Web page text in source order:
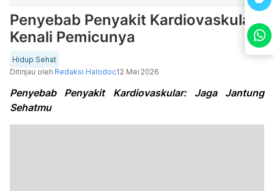
Penyebab Penyakit Kardiovaskular:
Kenali Pemicunya
Hidup Sehat
Ditinjau oleh Redaksi Halodoc12 Mei 2026
Penyebab Penyakit Kardiovaskular: Jaga Jantung
Sehatmu